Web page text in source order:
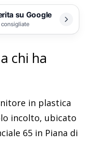
su Google
chi ha
in plastica
incolto, ubicato
65 in Piana di